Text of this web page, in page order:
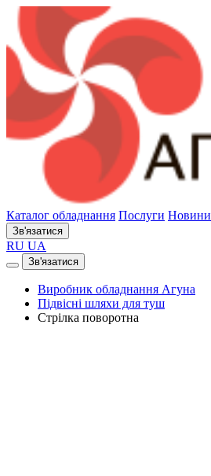
Каталог обладнання Послуги Новини
Зв'язатися
RU UA
Зв'язатися
Виробник обладнання Агуна
Підвісні шляхи для туш
Стрілка поворотна